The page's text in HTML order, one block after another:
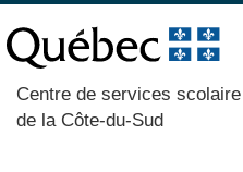
Centre de services scolaire
de la Côte-du-Sud